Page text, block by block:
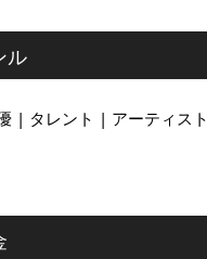
ル
| タレント | アーティスト